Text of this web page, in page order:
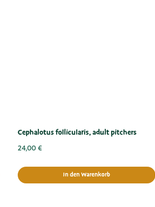
Cephalotus follicularis, adult pitchers
24,00 €
In den Warenkorb